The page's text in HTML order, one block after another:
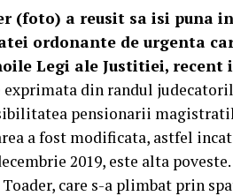
(foto) a reusit sa isi puna
ordonante de urgenta
Legi ale Justitiei, recent
exprimata din randul
pensionarii
a fost modificata, astfel
2019, este alta
care s-a plimbat prin